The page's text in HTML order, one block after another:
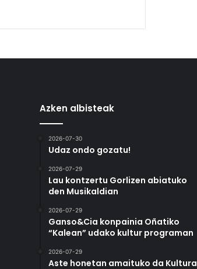
Azken albisteak
2026-07-30
Udaz ondo gozatu!
2026-07-29
Lau kontzertu Gorlizen abiatuko
den Musikaldian
2026-07-29
Ganso&Cia konpainia Oñatiko
“Kalean” udako kultur programan
2026-07-29
Aste honetan amaituko da Kultura